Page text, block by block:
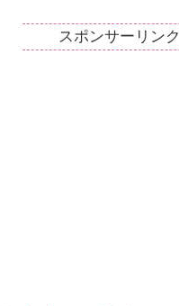
スポンサーリンク